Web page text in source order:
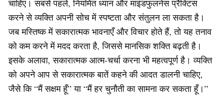
चाहिए। सबसे पहले, नियमित ध्यान और माइंडफुलनेस प्रैक्टिस
करने से व्यक्ति अपनी सोच में स्पष्टता और संतुलन ला सकता है।
जब मस्तिष्क में सकारात्मक भावनाएँ और विचार होते हैं, तो यह तनाव
को कम करने में मदद करता है, जिससे मानसिक शक्ति बढ़ती है।
इसके अलावा, सकारात्मक आत्म-चर्चा करना भी महत्वपूर्ण है। व्यक्ति
को अपने आप से सकारात्मक बातें कहने की आदत डालनी चाहिए,
जैसे कि “मैं सक्षम हूँ” या “मैं हर चुनौती का सामना कर सकता हूँ।”